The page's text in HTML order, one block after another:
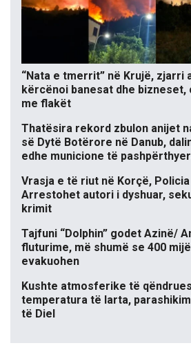
“Nata e tmerrit” në Krujë, zjarri
kërcënoi banesat dhe bizneset,
me flakët
Thatësira rekord zbulon anijet
së Dytë Botërore në Danub,
edhe municione të
Vrasja e të riut në Korçë,
Arrestohet autori i dyshuar,
krimit
Tajfuni “Dolphin” godet Azinë/
fluturime, më shumë se 400
evakuohen
Kushte atmosferike të
temperatura të larta,
të Diel